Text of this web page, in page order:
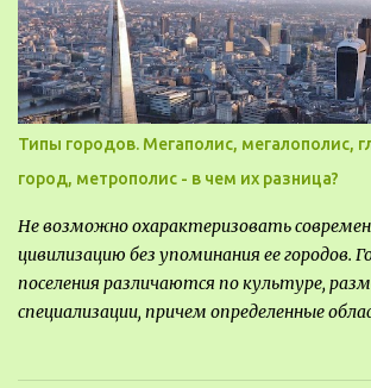
Типы городов. Мегаполис, мегалополис,
город, метрополис - в чем их разница?
Не возможно охарактеризовать
цивилизацию без упоминания ее городов.
поселения различаются по культуре,
специализации, причем определенные